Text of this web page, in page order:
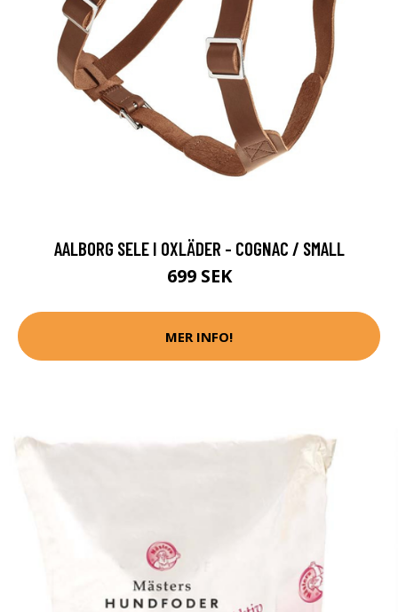
AALBORG SELE I OXLÄDER - COGNAC / SMALL
699 SEK
MER INFO!